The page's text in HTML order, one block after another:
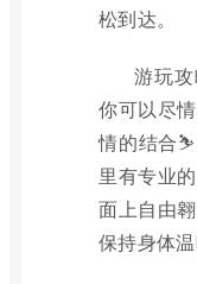
松到达。
游玩
你可以尽
情的结合
里有专业
面上自由
保持身体温